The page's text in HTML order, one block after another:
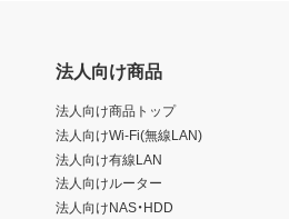
法人向け商品
法人向け商品トップ
法人向けWi-Fi(無線LAN)
法人向け有線LAN
法人向けルーター
法人向けNAS・HDD